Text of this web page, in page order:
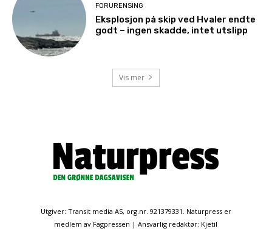
FORURENSING
Eksplosjon på skip ved Hvaler endte
godt – ingen skadde, intet utslipp
Vis mer
Utgiver: Transit media AS, org.nr. 921379331. Naturpress er
medlem av Fagpressen | Ansvarlig redaktør: Kjetil